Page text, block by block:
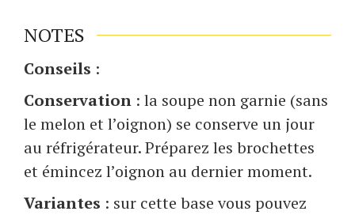
NOTES
Conseils :
Conservation : la soupe non garnie (sans
le melon et l’oignon) se conserve un jour
au réfrigérateur. Préparez les brochettes
et émincez l’oignon au dernier moment.
Variantes : sur cette base vous pouvez